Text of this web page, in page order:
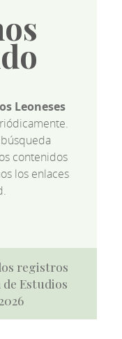
Leoneses
contenidos
los enlaces
registros
Estudios